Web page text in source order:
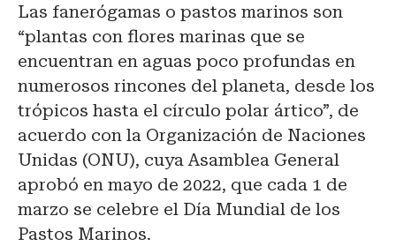
Las fanerógamas o pastos marinos son
“plantas con flores marinas que se
encuentran en aguas poco profundas en
numerosos rincones del planeta, desde los
trópicos hasta el círculo polar ártico”, de
acuerdo con la Organización de Naciones
Unidas (ONU), cuya Asamblea General
aprobó en mayo de 2022, que cada 1 de
marzo se celebre el Día Mundial de los
Pastos Marinos.